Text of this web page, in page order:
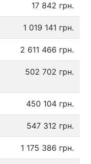
17 842 грн.
1 019 141 грн.
2 611 466 грн.
502 702 грн.
450 104 грн.
547 312 грн.
1 175 386 грн.